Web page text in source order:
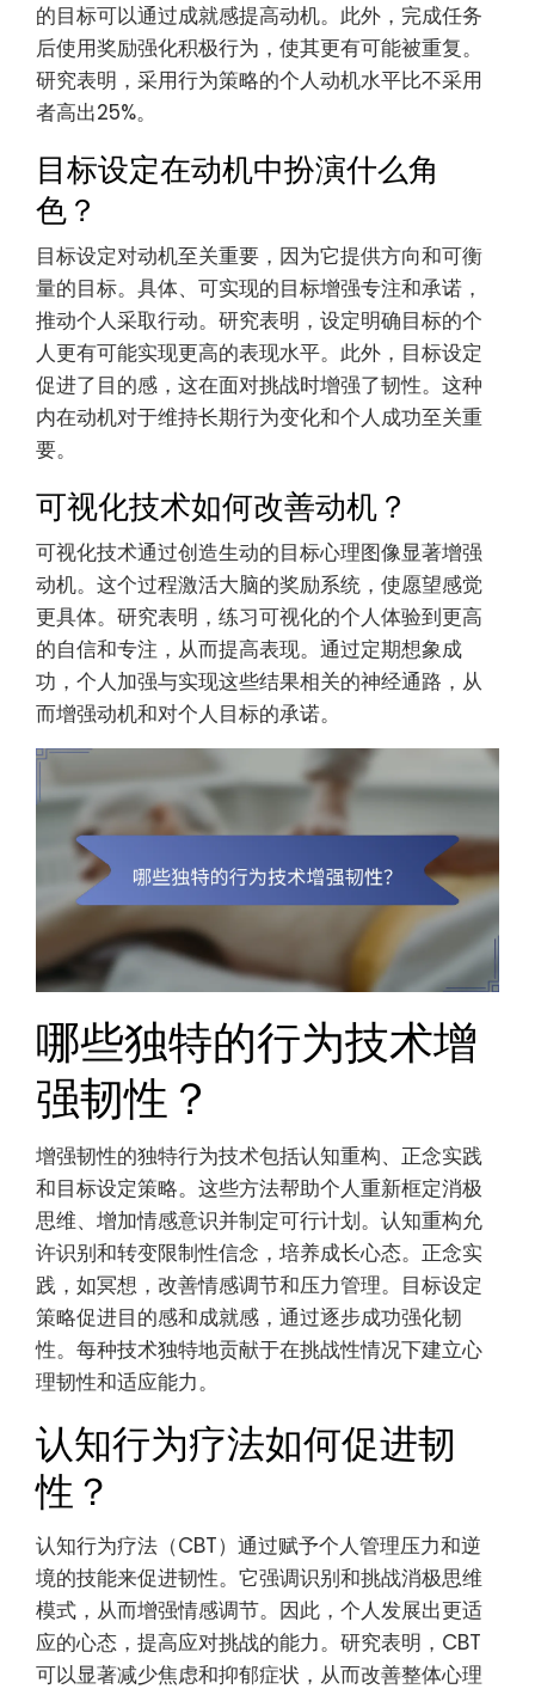
的目标可以通过成就感提高动机。此外，完成任务
后使用奖励强化积极行为，使其更有可能被重复。
研究表明，采用行为策略的个人动机水平比不采用
者高出25%。
目标设定在动机中扮演什么角
色？
目标设定对动机至关重要，因为它提供方向和可衡
量的目标。具体、可实现的目标增强专注和承诺，
推动个人采取行动。研究表明，设定明确目标的个
人更有可能实现更高的表现水平。此外，目标设定
促进了目的感，这在面对挑战时增强了韧性。这种
内在动机对于维持长期行为变化和个人成功至关重
要。
可视化技术如何改善动机？
可视化技术通过创造生动的目标心理图像显著增强
动机。这个过程激活大脑的奖励系统，使愿望感觉
更具体。研究表明，练习可视化的个人体验到更高
的自信和专注，从而提高表现。通过定期想象成
功，个人加强与实现这些结果相关的神经通路，从
而增强动机和对个人目标的承诺。
哪些独特的行为技术增
强韧性？
增强韧性的独特行为技术包括认知重构、正念实践
和目标设定策略。这些方法帮助个人重新框定消极
思维、增加情感意识并制定可行计划。认知重构允
许识别和转变限制性信念，培养成长心态。正念实
践，如冥想，改善情感调节和压力管理。目标设定
策略促进目的感和成就感，通过逐步成功强化韧
性。每种技术独特地贡献于在挑战性情况下建立心
理韧性和适应能力。
认知行为疗法如何促进韧
性？
认知行为疗法（CBT）通过赋予个人管理压力和逆
境的技能来促进韧性。它强调识别和挑战消极思维
模式，从而增强情感调节。因此，个人发展出更适
应的心态，提高应对挑战的能力。研究表明，CBT
可以显著减少焦虑和抑郁症状，从而改善整体心理